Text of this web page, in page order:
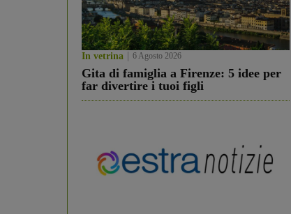
In vetrina 6 Agosto 2026
Gita di famiglia a Firenze: 5 idee per
far divertire i tuoi figli